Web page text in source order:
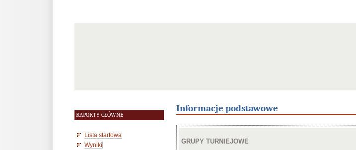
RAPORTY GŁÓWNE
Lista startowa
Wyniki
Informacje podstawowe
GRUPY TURNIEJOWE